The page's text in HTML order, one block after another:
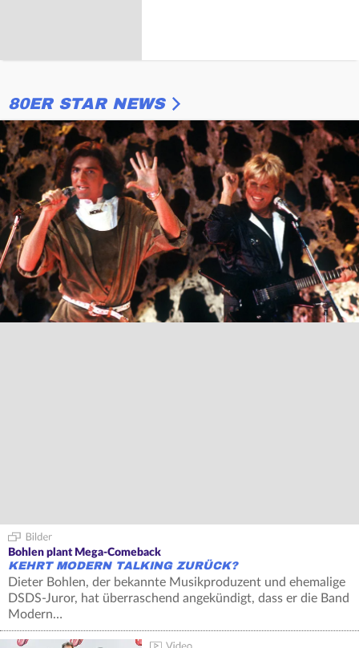
80ER STAR NEWS
Bohlen plant Mega-Comeback
KEHRT MODERN TALKING ZURÜCK?
Dieter Bohlen, der bekannte Musikproduzent und ehemalige
DSDS-Juror, hat überraschend angekündigt, dass er die Band
Modern…